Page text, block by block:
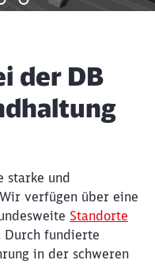
der DB
starke und
verfügen über eine
Standorte
Durch fundierte
in der schweren